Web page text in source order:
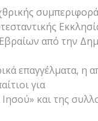
από την
επαγγέλματα, η
για
και της